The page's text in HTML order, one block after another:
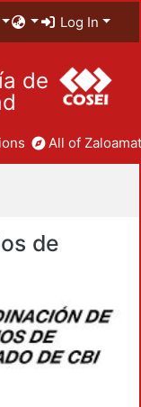
Log In
de
All of
de